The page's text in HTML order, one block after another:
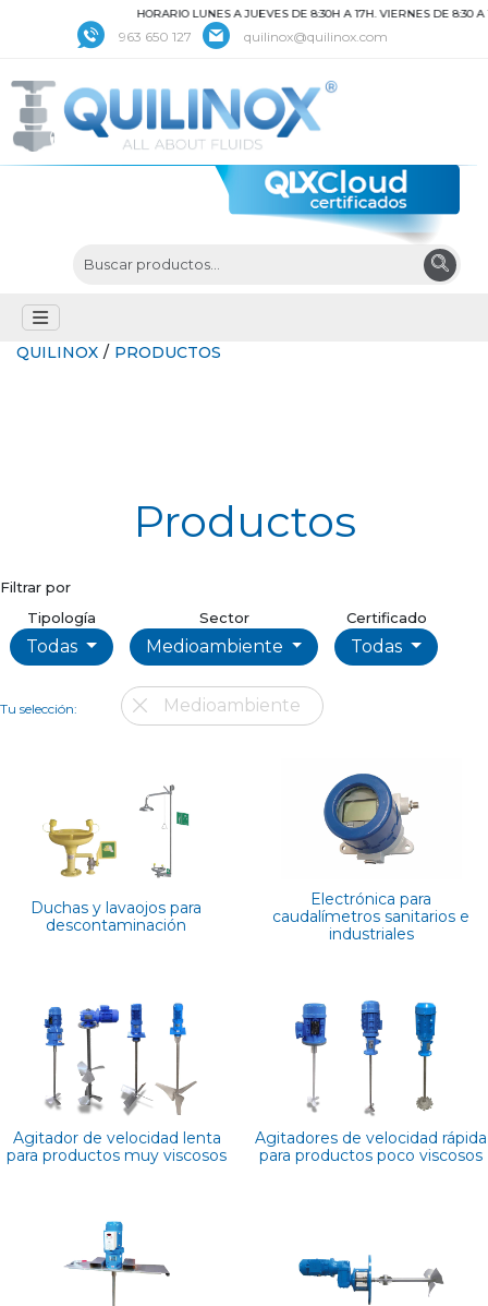
HORARIO LUNES A JUEVES DE 8:30H A 17H. VIERNES DE 8:30 A
963 650 127 quilinox@quilinox.com
QUILINOX / PRODUCTOS
Productos
Filtrar por
Tipología
Todas
Sector
Medioambiente
Certificado
Todas
Tu selección: Medioambiente
Duchas y lavaojos para
descontaminación
Electrónica para
caudalímetros sanitarios e
industriales
Agitador de velocidad lenta
para productos muy viscosos
Agitadores de velocidad rápida
para productos poco viscosos